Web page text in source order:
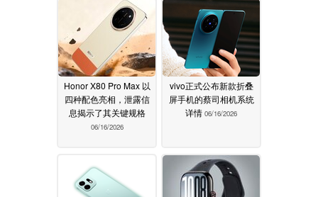
Honor X80 Pro Max 以
四种配色亮相，泄露信
息揭示了其关键规格
06/16/2026
vivo正式公布新款折叠
屏手机的蔡司相机系统
详情 06/16/2026